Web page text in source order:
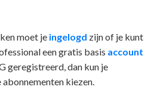
moet je ingelogd zijn of je kunt
een gratis basis account
geregistreerd, dan kun je
kiezen.